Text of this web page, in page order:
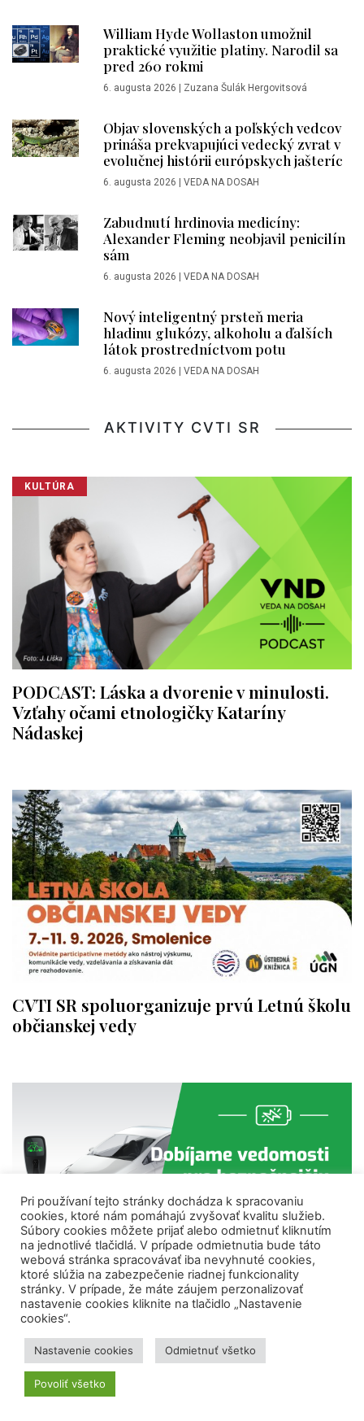
William Hyde Wollaston umožnil
praktické využitie platiny. Narodil sa
pred 260 rokmi
6. augusta 2026 Zuzana Šulák Hergovitsová
Objav slovenských a poľských vedcov
prináša prekvapujúci vedecký zvrat v
evolučnej histórii európskych jašteríc
6. augusta 2026 VEDA NA DOSAH
Zabudnutí hrdinovia medicíny:
Alexander Fleming neobjavil penicilín
sám
6. augusta 2026 VEDA NA DOSAH
Nový inteligentný prsteň meria
hladinu glukózy, alkoholu a ďalších
látok prostredníctvom potu
6. augusta 2026 VEDA NA DOSAH
AKTIVITY CVTI SR
KULTÚRA
PODCAST: Láska a dvorenie v minulosti.
Vzťahy očami etnologičky Kataríny
Nádaskej
CVTI SR spoluorganizuje prvú Letnú školu
občianskej vedy
PODCASTY
Pri používaní tejto stránky dochádza k spracovaniu
cookies, ktoré nám pomáhajú zvyšovať kvalitu služieb.
Súbory cookies môžete prijať alebo odmietnuť kliknutím
na jednotlivé tlačidlá. V prípade odmietnutia bude táto
webová stránka spracovávať iba nevyhnuté cookies,
ktoré slúžia na zabezpečenie riadnej funkcionality
stránky. V prípade, že máte záujem perzonalizovať
nastavenie cookies kliknite na tlačidlo „Nastavenie
cookies“.
Nastavenie cookies Odmietnuť všetko
Povoliť všetko